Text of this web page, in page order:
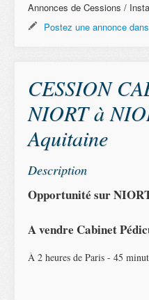
Annonces de Cessions /
Postez une annonce
CESSION
NIORT à
Aquitaine
Description
Opportunité sur
A vendre Cabinet
À 2 heures de Paris - 45